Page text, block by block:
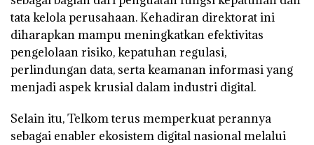
tata kelola perusahaan. Kehadiran direktorat ini
diharapkan mampu meningkatkan efektivitas
pengelolaan risiko, kepatuhan regulasi,
perlindungan data, serta keamanan informasi yang
menjadi aspek krusial dalam industri digital.
Selain itu, Telkom terus memperkuat perannya
sebagai enabler ekosistem digital nasional melalui